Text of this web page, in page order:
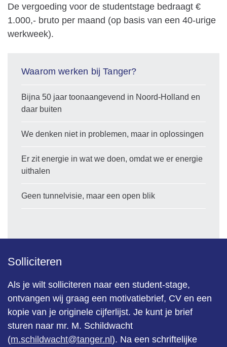
De vergoeding voor de studentstage bedraagt €
1.000,- bruto per maand (op basis van een 40-urige
werkweek).
Waarom werken bij Tanger?
Bijna 50 jaar toonaangevend in Noord-Holland en
daar buiten
We denken niet in problemen, maar in oplossingen
Er zit energie in wat we doen, omdat we er energie
uithalen
Geen tunnelvisie, maar een open blik
Solliciteren
Als je wilt solliciteren naar een student-stage,
ontvangen wij graag een motivatiebrief, CV en een
kopie van je originele cijferlijst. Je kunt je brief
sturen naar mr. M. Schildwacht
(m.schildwacht@tanger.nl). Na een schriftelijke